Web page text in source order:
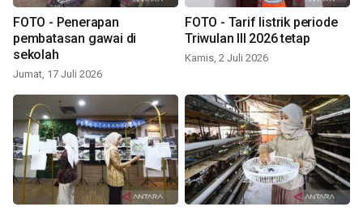
FOTO - Penerapan
pembatasan gawai di
sekolah
Jumat, 17 Juli 2026
FOTO - Tarif listrik periode
Triwulan III 2026 tetap
Kamis, 2 Juli 2026